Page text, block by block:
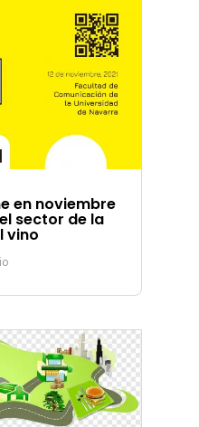
en noviembre
sector de la
vino